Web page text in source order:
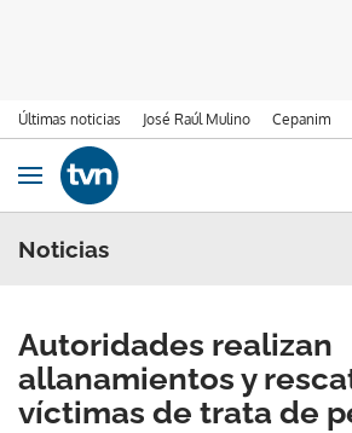
Últimas noticias José Raúl Mulino Cepanim
Ir al contenido
Obrir navegació
Noticias
Autoridades realizan
allanamientos y
víctimas de trata de